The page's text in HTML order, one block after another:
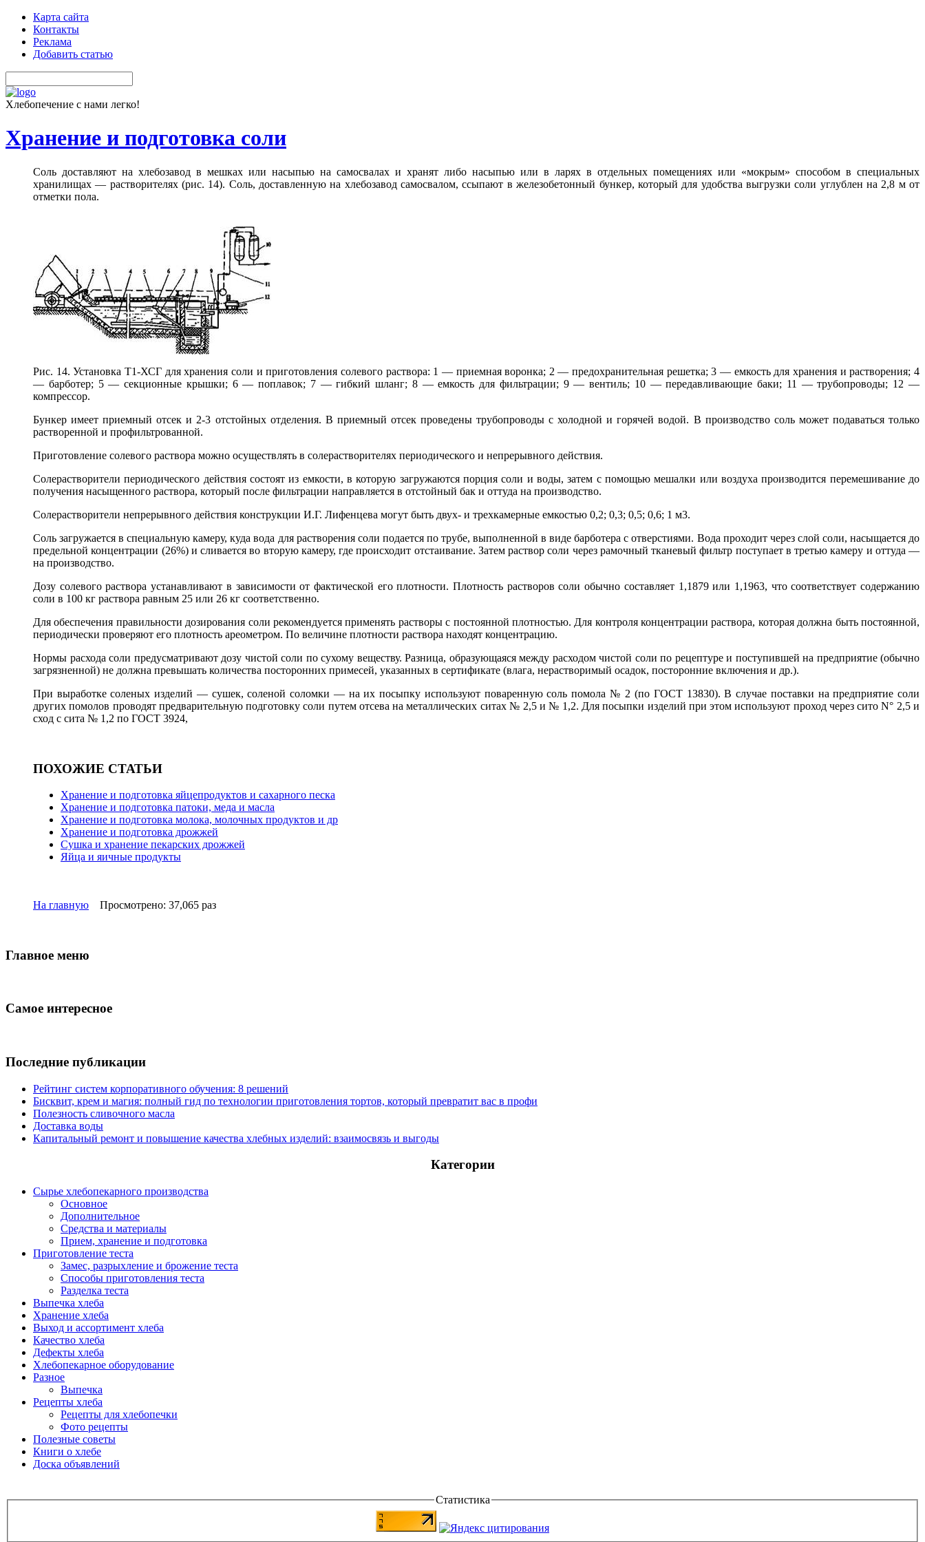
Карта сайта
Контакты
Реклама
Добавить статью
Хлебопечение с нами легко!
Хранение и подготовка соли
Соль доставляют на хлебозавод в мешках или насыпью на самосвалах и хранят либо насыпью или в ларях в отдельных помещениях или «мокрым» способом в специальных
хранилищах — растворителях (рис. 14). Соль, доставленную на хлебозавод самосвалом, ссыпают в железобетонный бункер, который для удобства выгрузки соли углублен на 2,8 м от
отметки пола.
Рис. 14. Установка Т1-ХСГ для хранения соли и приготовления солевого раствора: 1 — приемная воронка; 2 — предохранительная решетка; 3 — емкость для хранения и растворения; 4
— барботер; 5 — секционные крышки; 6 — поплавок; 7 — гибкий шланг; 8 — емкость для фильтрации; 9 — вентиль; 10 — передавливающие баки; 11 — трубопроводы; 12 —
компрессор.
Бункер имеет приемный отсек и 2-3 отстойных отделения. В приемный отсек проведены трубопроводы с холодной и горячей водой. В производство соль может подаваться только
растворенной и профильтрованной.
Приготовление солевого раствора можно осуществлять в солерастворителях периодического и непрерывного действия.
Солерастворители периодического действия состоят из емкости, в которую загружаются порция соли и воды, затем с помощью мешалки или воздуха производится перемешивание до
получения насыщенного раствора, который после фильтрации направляется в отстойный бак и оттуда на производство.
Солерастворители непрерывного действия конструкции И.Г. Лифенцева могут быть двух- и трехкамерные емкостью 0,2; 0,3; 0,5; 0,6; 1 м3.
Соль загружается в специальную камеру, куда вода для растворения соли подается по трубе, выполненной в виде барботера с отверстиями. Вода проходит через слой соли, насыщается до
предельной концентрации (26%) и сливается во вторую камеру, где происходит отстаивание. Затем раствор соли через рамочный тканевый фильтр поступает в третью камеру и оттуда —
на производство.
Дозу солевого раствора устанавливают в зависимости от фактической его плотности. Плотность растворов соли обычно составляет 1,1879 или 1,1963, что соответствует содержанию
соли в 100 кг раствора равным 25 или 26 кг соответственно.
Для обеспечения правильности дозирования соли рекомендуется применять растворы с постоянной плотностью. Для контроля концентрации раствора, которая должна быть постоянной,
периодически проверяют его плотность ареометром. По величине плотности раствора находят концентрацию.
Нормы расхода соли предусматривают дозу чистой соли по сухому веществу. Разница, образующаяся между расходом чистой соли по рецептуре и поступившей на предприятие (обычно
загрязненной) не должна превышать количества посторонних примесей, указанных в сертификате (влага, нерастворимый осадок, посторонние включения и др.).
При выработке соленых изделий — сушек, соленой соломки — на их посыпку используют поваренную соль помола № 2 (по ГОСТ 13830). В случае поставки на предприятие соли
других помолов проводят предварительную подготовку соли путем отсева на металлических ситах № 2,5 и № 1,2. Для посыпки изделий при этом используют проход через сито N° 2,5 и
сход с сита № 1,2 по ГОСТ 3924,
ПОХОЖИЕ СТАТЬИ
Хранение и подготовка яйцепродуктов и сахарного песка
Хранение и подготовка патоки, меда и масла
Хранение и подготовка молока, молочных продуктов и др
Хранение и подготовка дрожжей
Сушка и хранение пекарских дрожжей
Яйца и яичные продукты
На главную Просмотрено: 37,065 раз
Главное меню
Самое интересное
Последние публикации
Рейтинг систем корпоративного обучения: 8 решений
Бисквит, крем и магия: полный гид по технологии приготовления тортов, который превратит вас в профи
Полезность сливочного масла
Доставка воды
Капитальный ремонт и повышение качества хлебных изделий: взаимосвязь и выгоды
Категории
Сырье хлебопекарного производства
Основное
Дополнительное
Средства и материалы
Прием, хранение и подготовка
Приготовление теста
Замес, разрыхление и брожение теста
Способы приготовления теста
Разделка теста
Выпечка хлеба
Хранение хлеба
Выход и ассортимент хлеба
Качество хлеба
Дефекты хлеба
Хлебопекарное оборудование
Разное
Выпечка
Рецепты хлеба
Рецепты для хлебопечки
Фото рецепты
Полезные советы
Книги о хлебе
Доска объявлений
Статистика